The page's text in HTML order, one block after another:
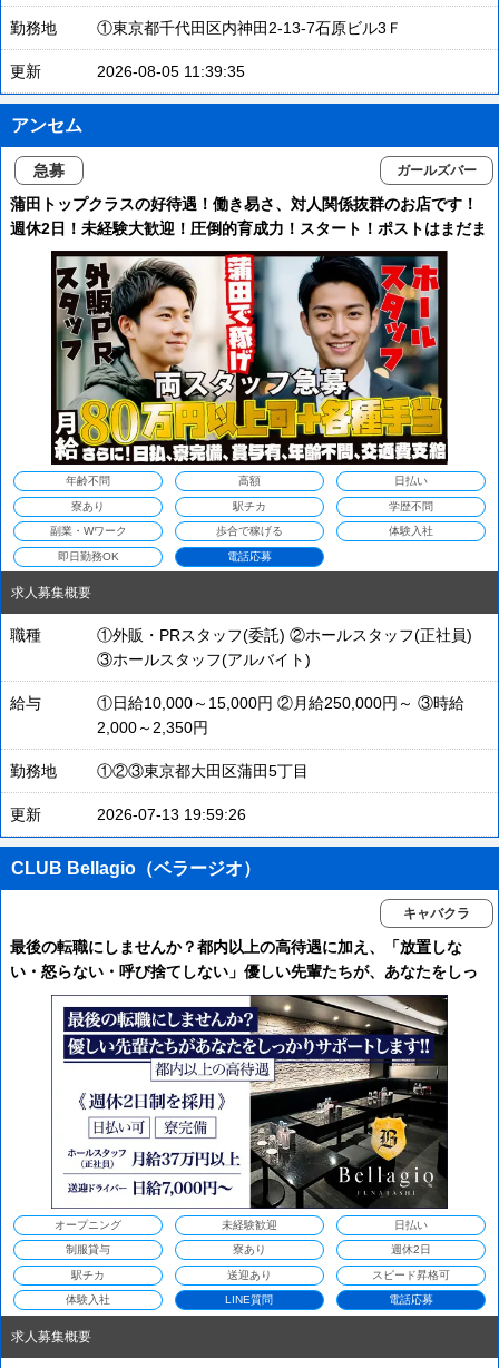
勤務地 ①東京都千代田区内神田2-13-7石原ビル3Ｆ
更新 2026-08-05 11:39:35
アンセム
急募 ガールズバー
蒲田トップクラスの好待遇！働き易さ、対人関係抜群のお店です！
週休2日！未経験大歓迎！圧倒的育成力！スタート！ポストはまだま
だ空いております♪
年齢不問 高額 日払い
寮あり 駅チカ 学歴不問
副業・Wワーク 歩合で稼げる 体験入社
即日勤務OK 電話応募
求人募集概要
職種
①外販・PRスタッフ(委託) ②ホールスタッフ(正社員)
③ホールスタッフ(アルバイト)
給与
①日給10,000～15,000円 ②月給250,000円～ ③時給
2,000～2,350円
勤務地 ①②③東京都大田区蒲田5丁目
更新 2026-07-13 19:59:26
CLUB Bellagio（ベラージオ）
キャバクラ
最後の転職にしませんか？都内以上の高待遇に加え、「放置しな
い・怒らない・呼び捨てしない」優しい先輩たちが、あなたをしっ
かりサポートします！！
オープニング 未経験歓迎 日払い
制服貸与 寮あり 週休2日
駅チカ 送迎あり スピード昇格可
体験入社 LINE質問 電話応募
求人募集概要